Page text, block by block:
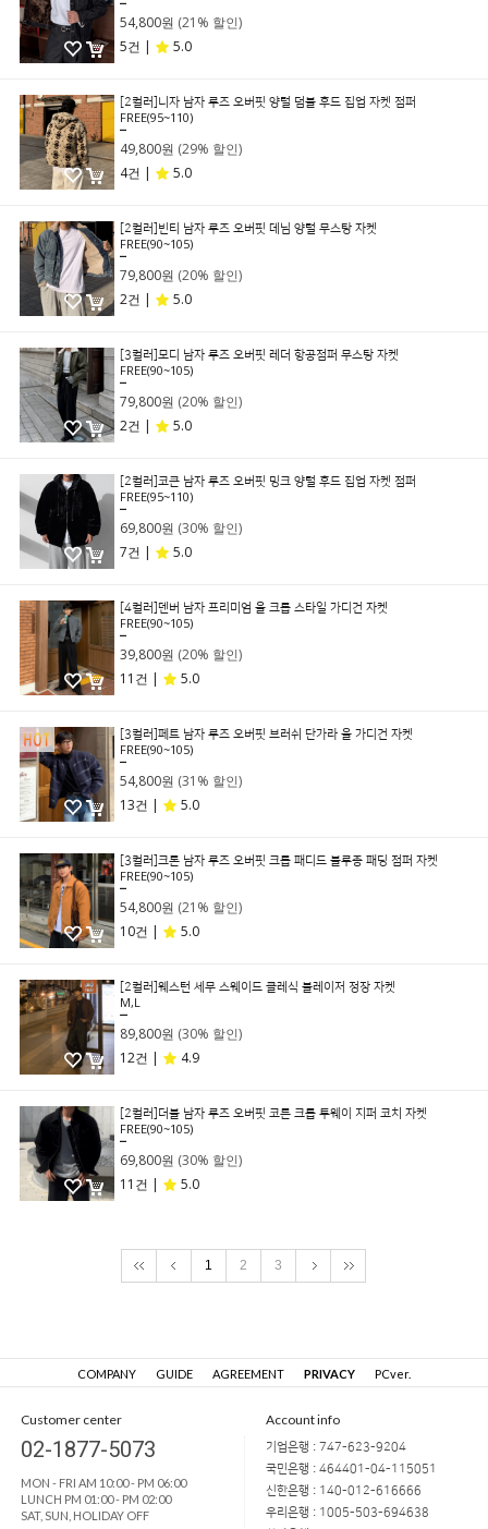
54,800원 (21% 할인)
5건 |
5.0
[2컬러]니자 남자 루즈 오버핏 양털 덤블 후드 집업 자켓 점퍼
FREE(95~110)
49,800원 (29% 할인)
4건 |
5.0
[2컬러]빈티 남자 루즈 오버핏 데님 양털 무스탕 자켓
FREE(90~105)
79,800원 (20% 할인)
2건 |
5.0
[3컬러]모디 남자 루즈 오버핏 레더 항공점퍼 무스탕 자켓
FREE(90~105)
79,800원 (20% 할인)
2건 |
5.0
[2컬러]코큰 남자 루즈 오버핏 밍크 양털 후드 집업 자켓 점퍼
FREE(95~110)
69,800원 (30% 할인)
7건 |
5.0
[4컬러]덴버 남자 프리미엄 울 크롭 스타일 가디건 자켓
FREE(90~105)
39,800원 (20% 할인)
11건 |
5.0
[3컬러]페트 남자 루즈 오버핏 브러쉬 단가라 울 가디건 자켓
FREE(90~105)
54,800원 (31% 할인)
13건 |
5.0
[3컬러]크론 남자 루즈 오버핏 크롭 패디드 블루종 패딩 점퍼 자켓
FREE(90~105)
54,800원 (21% 할인)
10건 |
5.0
[2컬러]웨스턴 세무 스웨이드 클레식 블레이저 정장 자켓
M,L
89,800원 (30% 할인)
12건 |
4.9
[2컬러]더블 남자 루즈 오버핏 코튼 크롭 투웨이 지퍼 코치 자켓
FREE(90~105)
69,800원 (30% 할인)
11건 |
5.0
1 2 3
COMPANY GUIDE AGREEMENT PRIVACY PCver.
Customer center
02-1877-5073
MON - FRI AM 10:00 - PM 06:00
LUNCH PM 01:00 - PM 02:00
SAT, SUN, HOLIDAY OFF
Account info
기업은행 : 747-623-9204
국민은행 : 464401-04-115051
신한은행 : 140-012-616666
우리은행 : 1005-503-694638